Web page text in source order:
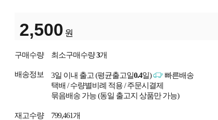
2,500 원
구매수량 최소구매수량3개
배송정보 3일 이내 출고 (평균출고일0.4일)
빠른배송
택배 / 수량별비례 적용 / 주문시결제
묶음배송 가능 (동일 출고지 상품만 가능)
재고수량 799,461개